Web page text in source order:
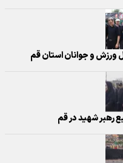
ورزش و جوانان استان قم
رهبر شهید در قم